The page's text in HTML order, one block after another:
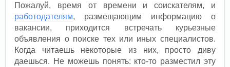
Пожалуй, время от времени и соискателям, и
работодателям, размещающим информацию о
вакансии, приходится встречать курьезные
объявления о поиске тех или иных специалистов.
Когда читаешь некоторые из них, просто диву
даешься. Не можешь понять: кто-то разместил эту